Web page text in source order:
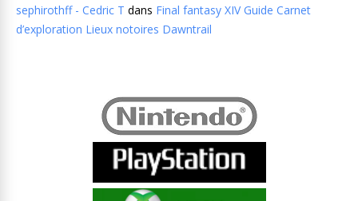
sephirothff - Cedric T dans Final fantasy XIV Guide Carnet
d’exploration Lieux notoires Dawntrail